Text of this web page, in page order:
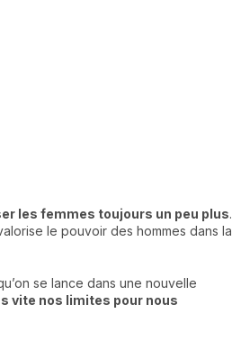
les femmes toujours un peu plus.
le pouvoir des hommes dans la
se lance dans une nouvelle
vite nos limites pour nous